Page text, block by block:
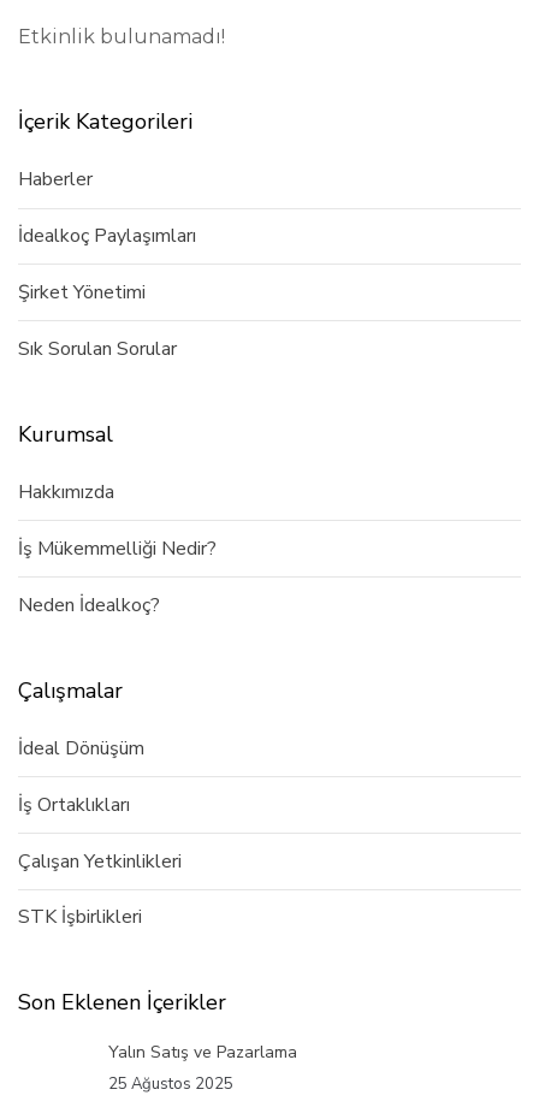
Etkinlik bulunamadı!
İçerik Kategorileri
Haberler
İdealkoç Paylaşımları
Şirket Yönetimi
Sık Sorulan Sorular
Kurumsal
Hakkımızda
İş Mükemmelliği Nedir?
Neden İdealkoç?
Çalışmalar
İdeal Dönüşüm
İş Ortaklıkları
Çalışan Yetkinlikleri
STK İşbirlikleri
Son Eklenen İçerikler
Yalın Satış ve Pazarlama
25 Ağustos 2025